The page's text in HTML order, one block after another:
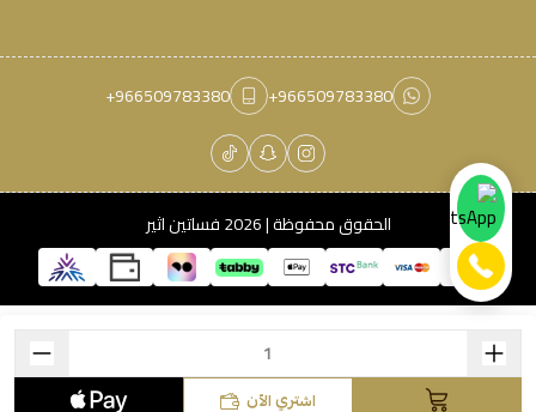
اشتري الآن
+966509783380
+966509783380
الحقوق محفوظة | 2026 فساتين اثير